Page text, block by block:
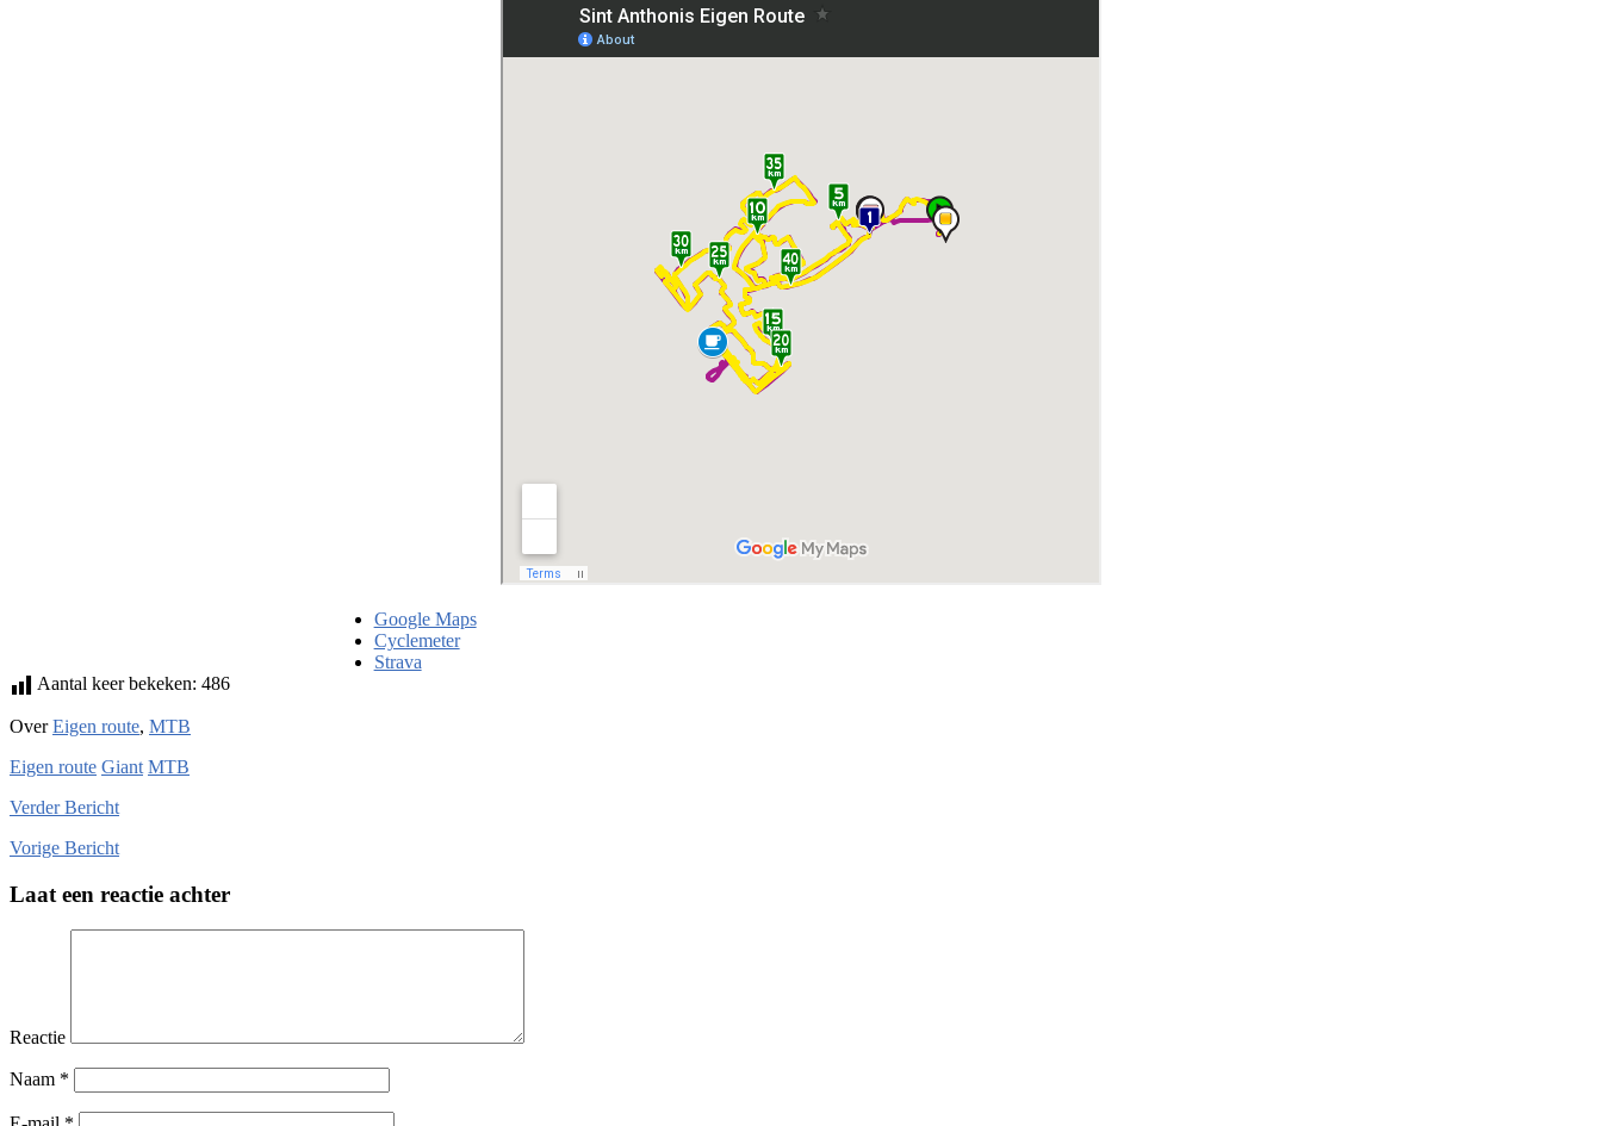
Google Maps
Cyclemeter
Strava
Aantal keer bekeken: 486
OverEigen route, MTB
Eigen route Giant MTB
VerderBericht
Vorige Bericht
Laat een reactie achter
Reactie
Naam *